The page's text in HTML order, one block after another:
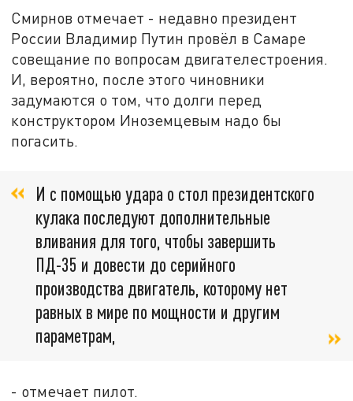
Смирнов отмечает - недавно президент
России Владимир Путин провёл в Самаре
совещание по вопросам двигателестроения.
И, вероятно, после этого чиновники
задумаются о том, что долги перед
конструктором Иноземцевым надо бы
погасить.
И с помощью удара о стол президентского
кулака последуют дополнительные
вливания для того, чтобы завершить
ПД-35 и довести до серийного
производства двигатель, которому нет
равных в мире по мощности и другим
параметрам,
- отмечает пилот.